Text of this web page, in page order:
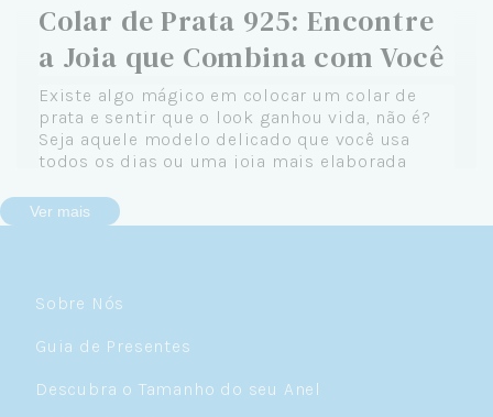
Colar de Prata 925: Encontre
a Joia que Combina com Você
Existe algo mágico em colocar um colar de
prata e sentir que o look ganhou vida, não é?
Seja aquele modelo delicado que você usa
todos os dias ou uma joia mais elaborada
prata 925 tem o poder de transformar qualquer
produção — e, de quebra, expressar quem você
conta uma história. A sua. E é por isso que
prata feminino pensados para acompanhar
manhã corrido ao jantar mais sofisticado.
Ver mais
Sobre Nós
Guia de Presentes
Descubra o Tamanho do seu Anel